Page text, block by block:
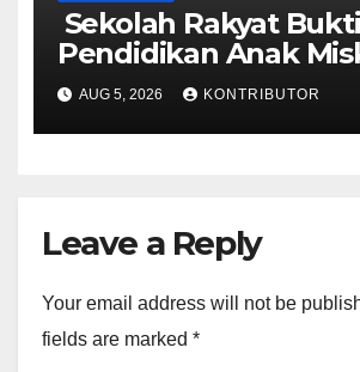
Sekolah Rakyat
Pendidikan Anak
Menjadi Prioritas
AUG 5, 2026 KONTRIBUTOR
Leave a Reply
Your email address will not be
fields are marked *